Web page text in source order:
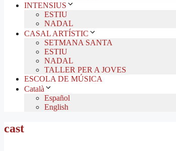
INTENSIUS
ESTIU
NADAL
CASAL ARTÍSTIC
SETMANA SANTA
ESTIU
NADAL
TALLER PER A JOVES
ESCOLA DE MÚSICA
Català
Español
English
cast